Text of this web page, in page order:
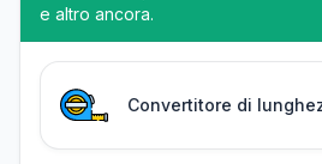
e altro ancora.
Convertitore di